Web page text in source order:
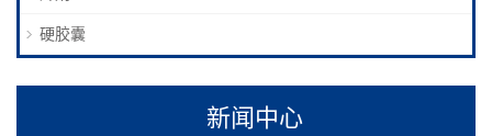
硬胶囊
新闻中心